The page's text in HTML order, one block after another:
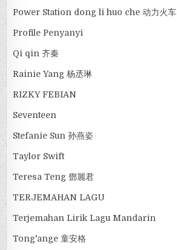
Power Station dong li huo che 动力火车
Profile Penyanyi
Qi qin 齐秦
Rainie Yang 杨丞琳
RIZKY FEBIAN
Seventeen
Stefanie Sun 孙燕姿
Taylor Swift
Teresa Teng 鄧麗君
TERJEMAHAN LAGU
Terjemahan Lirik Lagu Mandarin
Tong'ange 童安格